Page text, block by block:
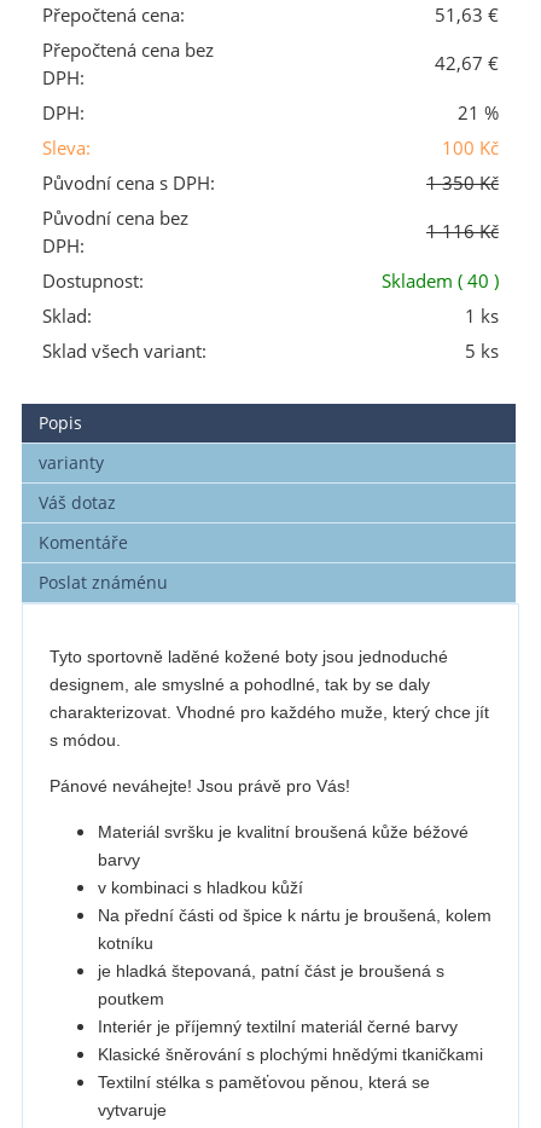
Přepočtená cena:
51,63 €
Přepočtená cena bez
DPH:
42,67 €
DPH:
21 %
Sleva:
100 Kč
Původní cena s DPH:
1 350 Kč
Původní cena bez
DPH:
1 116 Kč
Dostupnost:
Skladem ( 40 )
Sklad:
1 ks
Sklad všech variant:
5 ks
Popis
varianty
Váš dotaz
Komentáře
Poslat známénu
Tyto sportovně laděné kožené boty jsou jednoduché
designem, ale smyslné a pohodlné, tak by se daly
charakterizovat. Vhodné pro každého muže, který chce jít
s módou.
Pánové neváhejte! Jsou právě pro Vás!
Materiál svršku je kvalitní broušená kůže béžové
barvy
v kombinaci s hladkou kůží
Na přední části od špice k nártu je broušená, kolem
kotníku
je hladká štepovaná, patní část je broušená s
poutkem
Interiér je příjemný textilní materiál černé barvy
Klasické šněrování s plochými hnědými tkaničkami
Textilní stélka s paměťovou pěnou, která se
vytvaruje